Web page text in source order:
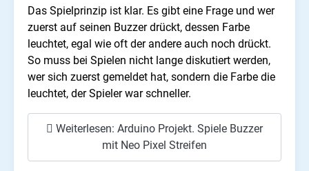
Das Spielprinzip ist klar. Es gibt eine Frage und wer
zuerst auf seinen Buzzer drückt, dessen Farbe
leuchtet, egal wie oft der andere auch noch drückt.
So muss bei Spielen nicht lange diskutiert werden,
wer sich zuerst gemeldet hat, sondern die Farbe die
leuchtet, der Spieler war schneller.
Weiterlesen: Arduino Projekt. Spiele Buzzer
mit Neo Pixel Streifen